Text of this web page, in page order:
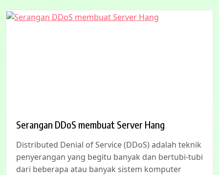
Serangan DDoS membuat Server Hang
Distributed Denial of Service (DDoS) adalah teknik
penyerangan yang begitu banyak dan bertubi-tubi
dari beberapa atau banyak sistem komputer